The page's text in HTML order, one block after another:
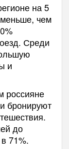
на 5
чем
Среди
и
россияне
бронируют
до
71%.